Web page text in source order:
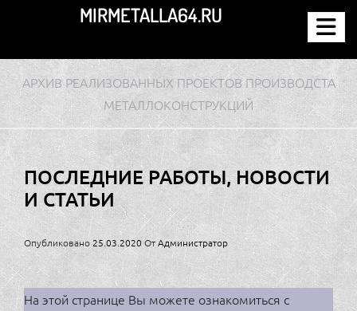
содержимому
MIRMETALLA64.RU
АРХИВ РЕАЛИЗОВАННЫХ ПРОЕКТОВ ПРОИЗВОДСТА
МЕТАЛЛОКОНСТРУКЦИЙ
ПОСЛЕДНИЕ РАБОТЫ, НОВОСТИ
И СТАТЬИ
Опубликовано25.03.2020 ОтАдминистратор
На этой странице Вы можете ознакомиться с